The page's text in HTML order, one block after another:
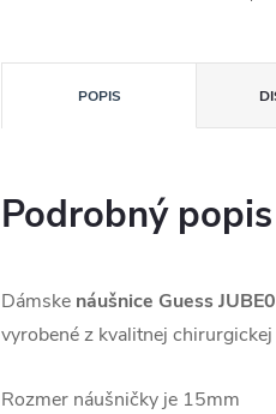
POPIS
Podrobný popis
Dámske náušnice Guess
vyrobené z kvalitnej chirurgickej
Rozmer náušničky je 15mm